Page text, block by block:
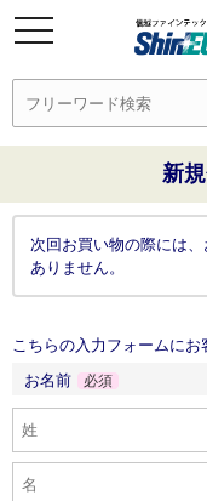
新
次回お買い物の際には
ありません。
こちらの入力フォームにお
お名前
必須